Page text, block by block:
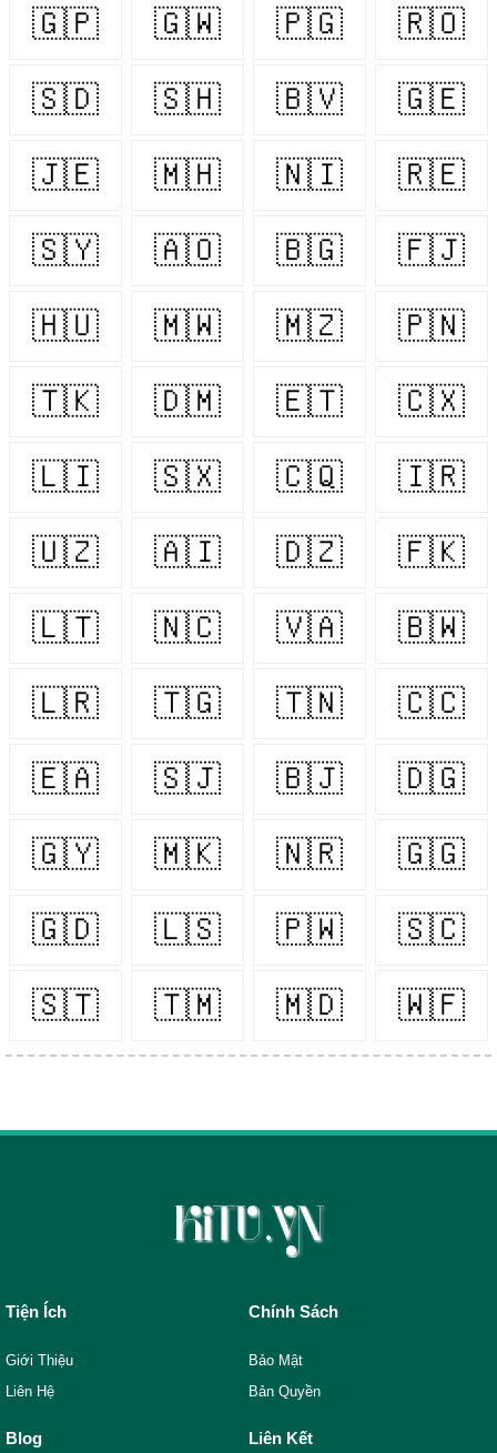
🇬🇵 🇬🇼 🇵🇬 🇷🇴
🇸🇩 🇸🇭 🇧🇻 🇬🇪
🇯🇪 🇲🇭 🇳🇮 🇷🇪
🇸🇾 🇦🇴 🇧🇬 🇫🇯
🇭🇺 🇲🇼 🇲🇿 🇵🇳
🇹🇰 🇩🇲 🇪🇹 🇨🇽
🇱🇮 🇸🇽 🇨🇶 🇮🇷
🇺🇿 🇦🇮 🇩🇿 🇫🇰
🇱🇹 🇳🇨 🇻🇦 🇧🇼
🇱🇷 🇹🇬 🇹🇳 🇨🇨
🇪🇦 🇸🇯 🇧🇯 🇩🇬
🇬🇾 🇲🇰 🇳🇷 🇬🇬
🇬🇩 🇱🇸 🇵🇼 🇸🇨
🇸🇹 🇹🇲 🇲🇩 🇼🇫
Tiện Ích
Giới Thiệu
Liên Hệ
Chính Sách
Bảo Mật
Bản Quyền
Blog Liên Kết